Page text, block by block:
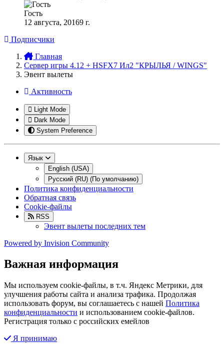
Гость
12 августа, 20169 г.
Подписчики
Главная
Сервер игры 4.12 + HSFX7 Ил2 "КРЫЛЬЯ / WINGS"
Эвент вылеты
Активность
Light Mode
Dark Mode
System Preference
Язык
English (USA)
Русский (RU) (По умолчанию)
Политика конфиденциальности
Обратная связь
Cookie-файлы
RSS
Эвент вылеты последних тем
Powered by Invision Community
Важная информация
Мы используем cookie-файлы, в т.ч. Яндекс Метрики, для
улучшения работы сайта и анализа трафика. Продолжая
использовать форум, вы соглашаетесь с нашей Политика
конфиденциальности и использованием cookie-файлов.
Регистрация только с российских емейлов
Я принимаю